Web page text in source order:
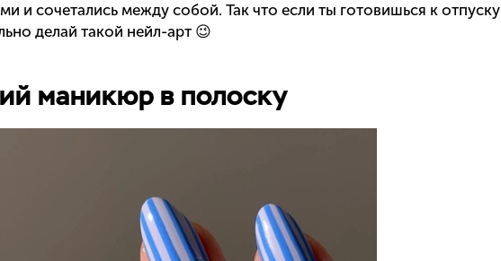
и сочетались между собой. Так что если ты готовишься к отпуску
делай такой нейл-арт 😉
маникюр в полоску